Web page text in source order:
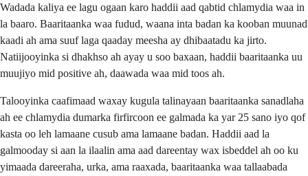
Wadada kaliya ee lagu ogaan karo haddii aad qabtid chlamydia waa in
la baaro. Baaritaanka waa fudud, waana inta badan ka kooban muunad
kaadi ah ama suuf laga qaaday meesha ay dhibaatadu ka jirto.
Natiijooyinka si dhakhso ah ayay u soo baxaan, haddii baaritaanka uu
muujiyo mid positive ah, daawada waa mid toos ah.
Talooyinka caafimaad waxay kugula talinayaan baaritaanka sanadlaha
ah ee chlamydia dumarka firfircoon ee galmada ka yar 25 sano iyo qof
kasta oo leh lamaane cusub ama lamaane badan. Haddii aad la
galmooday si aan la ilaalin ama aad dareentay wax isbeddel ah oo ku
yimaada dareeraha, urka, ama raaxada, baaritaanka waa tallaabada